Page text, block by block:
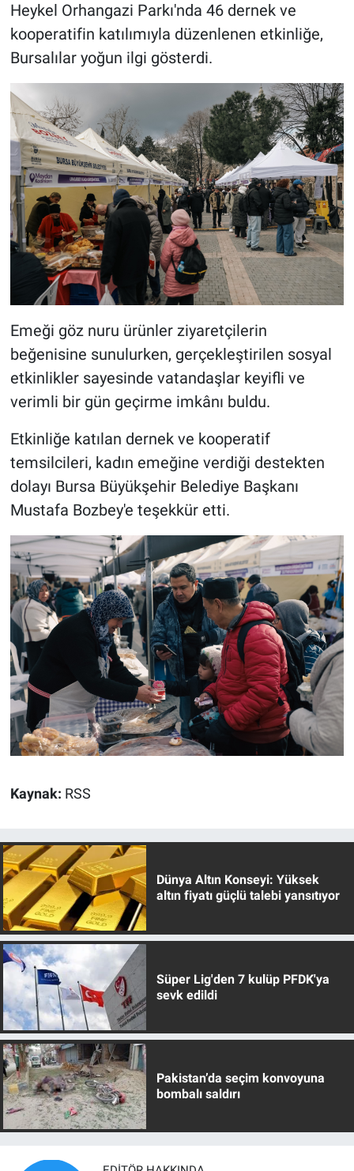
Heykel Orhangazi Parkı'nda 46 dernek ve
kooperatifin katılımıyla düzenlenen etkinliğe,
Bursalılar yoğun ilgi gösterdi.
Emeği göz nuru ürünler ziyaretçilerin
beğenisine sunulurken, gerçekleştirilen sosyal
etkinlikler sayesinde vatandaşlar keyifli ve
verimli bir gün geçirme imkânı buldu.
Etkinliğe katılan dernek ve kooperatif
temsilcileri, kadın emeğine verdiği destekten
dolayı Bursa Büyükşehir Belediye Başkanı
Mustafa Bozbey'e teşekkür etti.
Kaynak: RSS
Dünya Altın Konseyi: Yüksek
altın fiyatı güçlü talebi yansıtıyor
Süper Lig'den 7 kulüp PFDK'ya
sevk edildi
Pakistan’da seçim konvoyuna
bombalı saldırı